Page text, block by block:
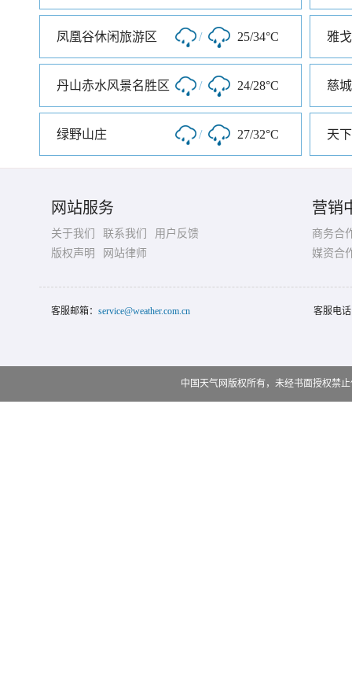
凤凰谷休闲旅游区 / 25/34°C
丹山赤水风景名胜区 / 24/28°C 慈
绿野山庄 / 27/32°C 天
网站服务
关于我们 联系我们
用户反馈
版权声明
网站律师
营销
商务合
媒资合
客服邮箱： service@weather.com.cn 客服电
中国天气网版权所有，未经书面授权